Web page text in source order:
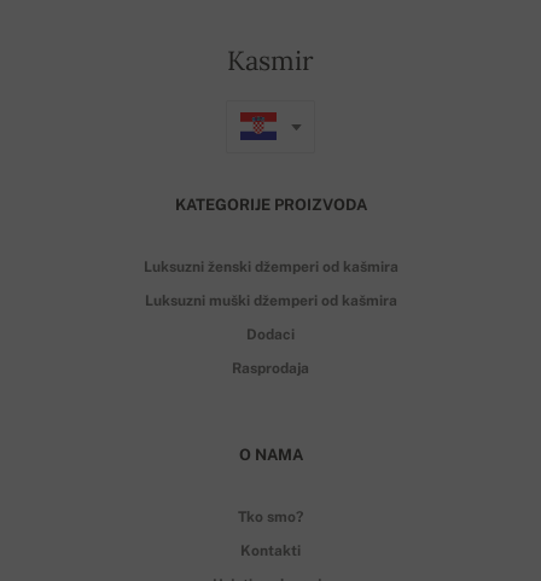
Kasmir
KATEGORIJE PROIZVODA
Luksuzni ženski džemperi od kašmira
Luksuzni muški džemperi od kašmira
Dodaci
Rasprodaja
O NAMA
Tko smo?
Kontakti